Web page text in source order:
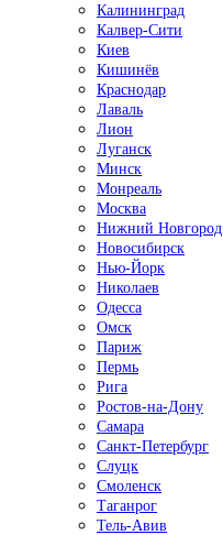
Калининград
Калвер-Сити
Киев
Кишинёв
Краснодар
Лаваль
Лион
Луганск
Минск
Монреаль
Москва
Нижний Новгород
Новосибирск
Нью-Йорк
Николаев
Одесса
Омск
Париж
Пермь
Рига
Ростов-на-Дону
Самара
Санкт-Петербург
Слуцк
Смоленск
Таганрог
Тель-Авив